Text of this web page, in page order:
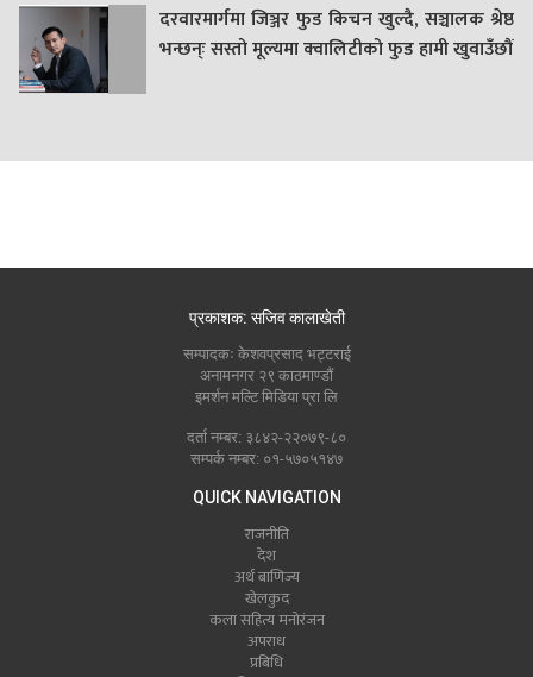
दरवारमार्गमा जिञ्जर फुड किचन खुल्दै, सञ्चालक श्रेष्ठ
भन्छन्ः सस्तो मूल्यमा क्वालिटीको फुड हामी खुवाउँछौं
प्रकाशक: सजिव कालाखेती
सम्पादकः केशवप्रसाद भट्टराई
अनामनगर २९ काठमाण्डौं
इमर्शन मल्टि मिडिया प्रा लि
दर्ता नम्बर: ३८४२-२२०७९-८०
सम्पर्क नम्बर: ०१-५७०५१४७
QUICK NAVIGATION
राजनीति
देश
अर्थ बाणिज्य
खेलकुद
कला सहित्य मनोरंजन
अपराध
प्रबिधि